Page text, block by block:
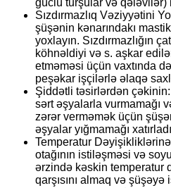
Sızdırmazlıq Vəziyyətini
şüşənin kənarındakı
yoxlayın. Sızdırmazlığın
köhnəldiyi və s. aşkar
etməməsi üçün vaxtında
peşəkar işçilərlə əlaqə
Şiddətli təsirlərdən
sərt əşyalarla vurmamağı
zərər verməmək üçün
əşyalar yığmamağı
Temperatur
otağının istiləşməsi və
ərzində kəskin temperatur
qarşısını almaq və